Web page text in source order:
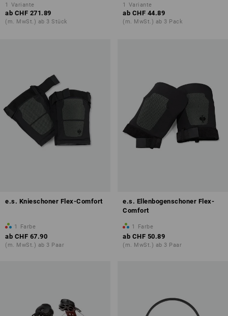
1 Variante
ab CHF 271.89
(m. MwSt.) ab 3 Stück
1 Variante
ab CHF 44.89
(m. MwSt.) ab 3 Pack
e.s. Knieschoner Flex-Comfort
1 Farbe
ab CHF 67.90
(m. MwSt.) ab 3 Paar
e.s. Ellenbogenschoner Flex-
Comfort
1 Farbe
ab CHF 50.89
(m. MwSt.) ab 3 Paar